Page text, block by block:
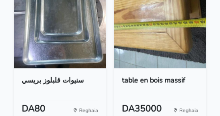
سنيوات قلبلوز بريسي
DA80 Reghaia
table en bois massif
DA35000 Reghaia